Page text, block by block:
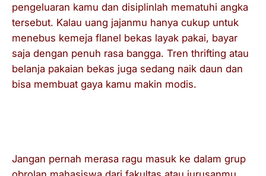
pengeluaran kamu dan disiplinlah mematuhi angka
tersebut. Kalau uang jajanmu hanya cukup untuk
menebus kemeja flanel bekas layak pakai, bayar
saja dengan penuh rasa bangga. Tren thrifting atau
belanja pakaian bekas juga sedang naik daun dan
bisa membuat gaya kamu makin modis.
Jangan pernah merasa ragu masuk ke dalam grup